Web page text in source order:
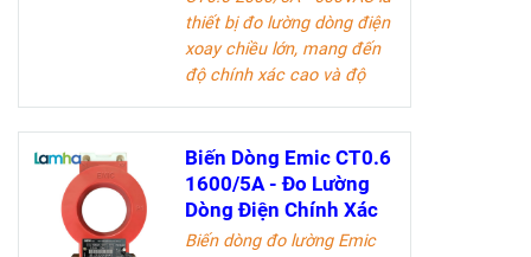
thiết bị đo lường dòng điện
xoay chiều lớn, mang đến
độ chính xác cao và độ
tưởng cho các kỹ sư điện
và doanh nghiệp trong
ngành công nghiệp điện.
Tài liệu kỹ thuật
Biến Dòng Emic CT0.6
1600/5A - Đo Lường
Dòng Điện Chính Xác
Biến dòng đo lường Emic